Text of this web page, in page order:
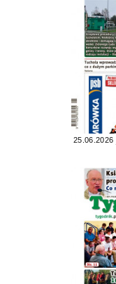
25.06.2026